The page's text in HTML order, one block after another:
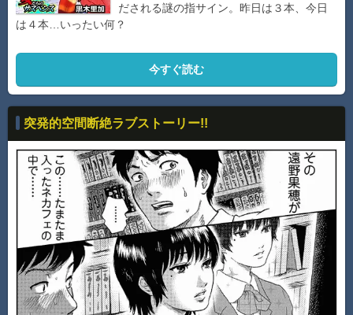
だされる謎の指サイン。昨日は３本、今日
は４本…いったい何？
今すぐ読む
突発的空間断絶ラブストーリー!!